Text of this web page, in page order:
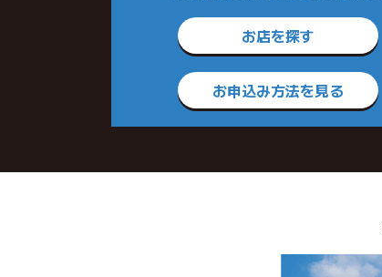
お店を探す
お申込み方法を見る